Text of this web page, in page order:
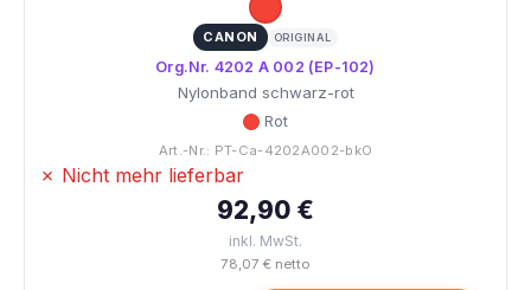
CANON ORIGINAL
Org.Nr. 4202 A 002 (EP-102)
Nylonband schwarz-rot
Rot
Art.-Nr.: PT-Ca-4202A002-bkO
✗ Nicht mehr lieferbar
92,90 €
inkl. MwSt.
78,07 € netto